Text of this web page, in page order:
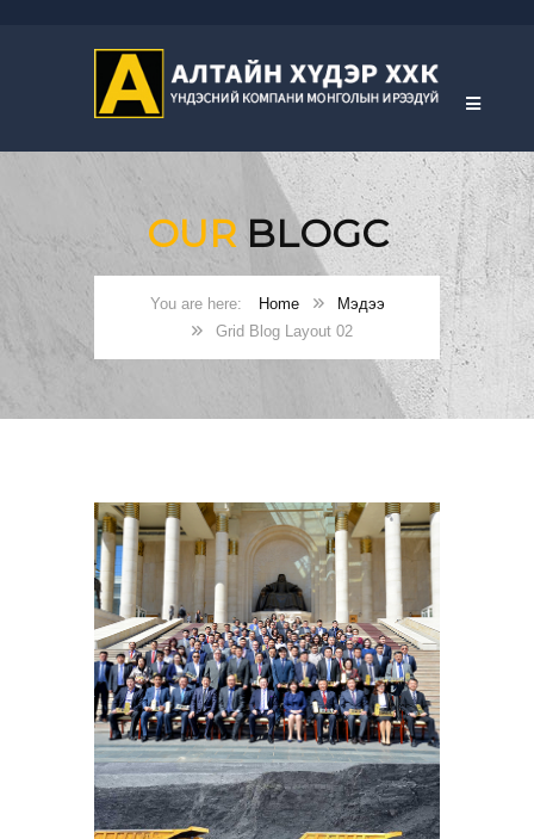
OURBLOGC
Home
Мэдээ
Grid Blog Layout 02